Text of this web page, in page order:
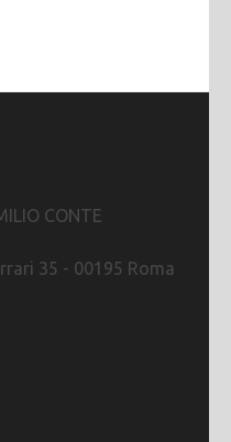
CONTE
35 - 00195 Roma